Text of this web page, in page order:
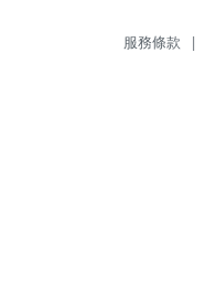
服務條款 |